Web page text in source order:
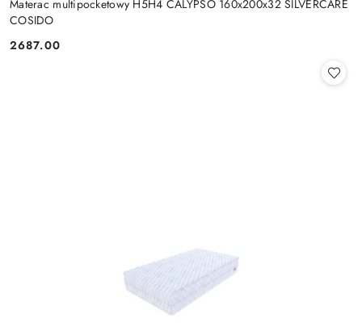
Materac multipocketowy H5H4 CALYPSO 160x200x32 SILVERCARE
COSIDO
Cena:
2687.00